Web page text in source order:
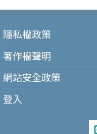
隱私權政策
著作權聲明
網站安全政策
登入